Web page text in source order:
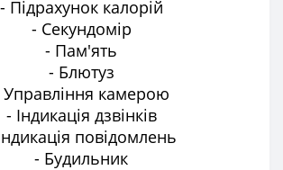
- Підрахунок калорій
- Секундомір
- Пам'ять
- Блютуз
Управління камерою
- Індикація дзвінків
повідомлень
- Будильник